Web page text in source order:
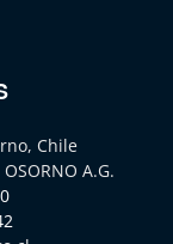
Chile
OSORNO A.G.